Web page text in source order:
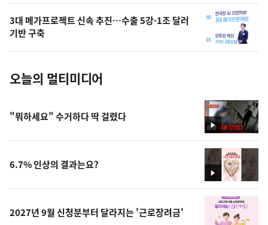
의
사
진
3대 메가프로젝트 신속 추진…수출 5강·1조 달러
기반 구축
오늘의 멀티미디어
영
상
"뭐하세요" 수거하다 딱 걸렸다
영
상
6.7% 인상의 결과는요?
2027년 9월 신청분부터 달라지는 '근로장려금'